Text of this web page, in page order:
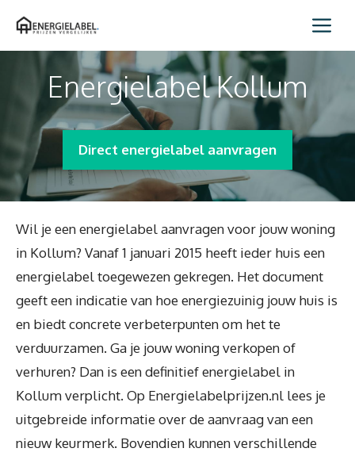
naar
Energielabel Kollum
Direct energielabel aanvragen
Wil je een energielabel aanvragen voor jouw woning
in Kollum? Vanaf 1 januari 2015 heeft ieder huis een
energielabel toegewezen gekregen. Het document
geeft een indicatie van hoe energiezuinig jouw huis is
en biedt concrete verbeterpunten om het te
verduurzamen. Ga je jouw woning verkopen of
verhuren? Dan is een definitief energielabel in
Kollum verplicht. Op Energielabelprijzen.nl lees je
uitgebreide informatie over de aanvraag van een
nieuw keurmerk. Bovendien kunnen verschillende